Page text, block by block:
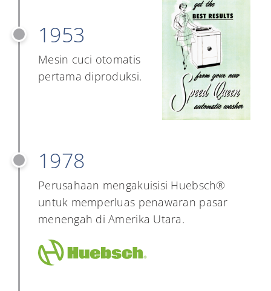
1953
Mesin cuci otomatis
pertama diproduksi.
1978
Perusahaan mengakuisisi Huebsch®
untuk memperluas penawaran pasar
menengah di Amerika Utara.